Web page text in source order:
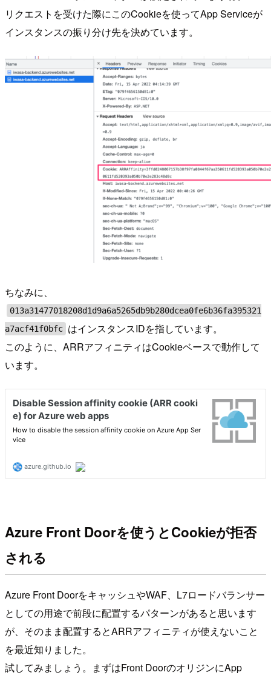
リクエストを受けた際にこのCookieを使ってApp Serviceが
インスタンスの振り分け先を決めています。
ちなみに、
013a31477018208d1d9a6a5265db9b280dcea0fe6b36fa395321
a7acf41f0bfc はインスタンスIDを指しています。
このように、ARRアフィニティはCookieベースで動作して
います。
Azure Front Doorを使うとCookieが拒否
される
Azure Front DoorをキャッシュやWAF、L7ロードバランサー
としての用途で前段に配置するパターンがあると思います
が、そのまま配置するとARRアフィニティが使えないこと
を最近知りました。
試してみましょう。まずはFront DoorのオリジンにApp